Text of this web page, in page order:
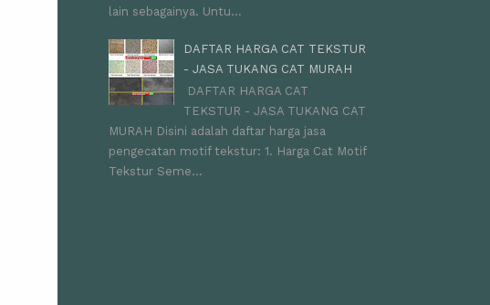
lain sebagainya. Untu...
DAFTAR HARGA CAT TEKSTUR
- JASA TUKANG CAT MURAH
DAFTAR HARGA CAT
TEKSTUR - JASA TUKANG CAT
MURAH Disini adalah daftar harga jasa
pengecatan motif tekstur: 1. Harga Cat Motif
Tekstur Seme...